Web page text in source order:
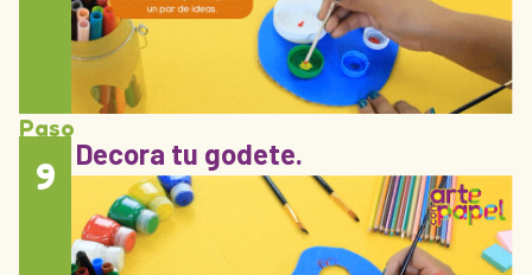
Paso
9 Decora tu godete.